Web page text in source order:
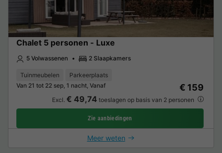
Chalet 5 personen - Luxe
5 Volwassenen 2 Slaapkamers
Tuinmeubelen
Parkeerplaats
Van 21 tot 22 sep, 1 nacht, Vanaf
€ 159
Excl. € 49,74 toeslagen op basis van 2 personen
Zie aanbiedingen
Meer weten